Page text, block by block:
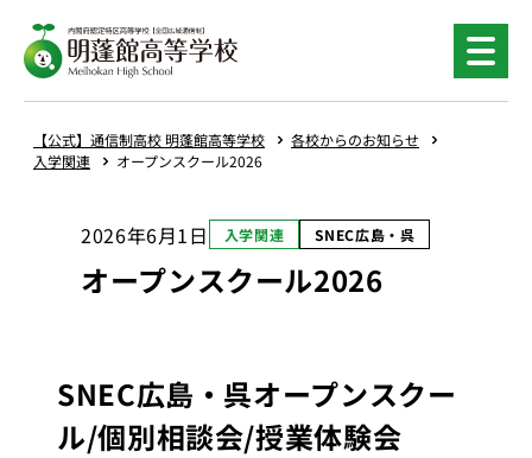
容
を
ス
【公式】通信制高校 明蓬館高等学校
各校からのお知らせ
入学関連
オープンスクール2026
2026年6月1日 入学関連 SNEC広島・呉
オープンスクール2026
SNEC広島・呉オープンスクー
ル/個別相談会/授業体験会